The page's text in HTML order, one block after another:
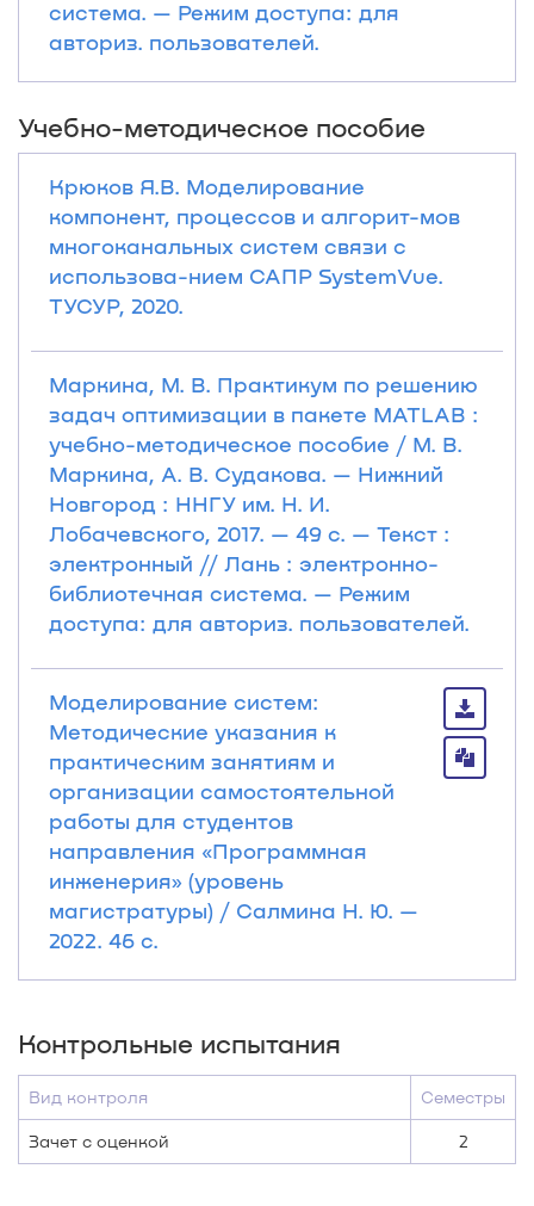
система. — Режим доступа: для
авториз. пользователей.
Учебно-методическое пособие
Крюков Я.В. Моделирование
компонент, процессов и алгорит-мов
многоканальных систем связи с
использова-нием САПР SystemVue.
ТУСУР, 2020.
Маркина, М. B. Практикум по решению
задач оптимизации в пакете MATLAB :
учебно-методическое пособие / М. B.
Маркина, А. В. Судакова. — Нижний
Новгород : ННГУ им. Н. И.
Лобачевского, 2017. — 49 с. — Текст :
электронный // Лань : электронно-
библиотечная система. — Режим
доступа: для авториз. пользователей.
Моделирование систем:
Методические указания к
практическим занятиям и
организации самостоятельной
работы для студентов
направления «Программная
инженерия» (уровень
магистратуры) / Салмина Н. Ю. —
2022. 46 с.
Контрольные испытания
Вид контроля Семестры
Зачет с оценкой 2